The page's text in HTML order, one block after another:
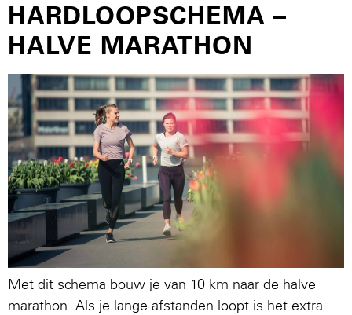
HARDLOOPSCHEMA –
HALVE MARATHON
Met dit schema bouw je van 10 km naar de halve
marathon. Als je lange afstanden loopt is het extra